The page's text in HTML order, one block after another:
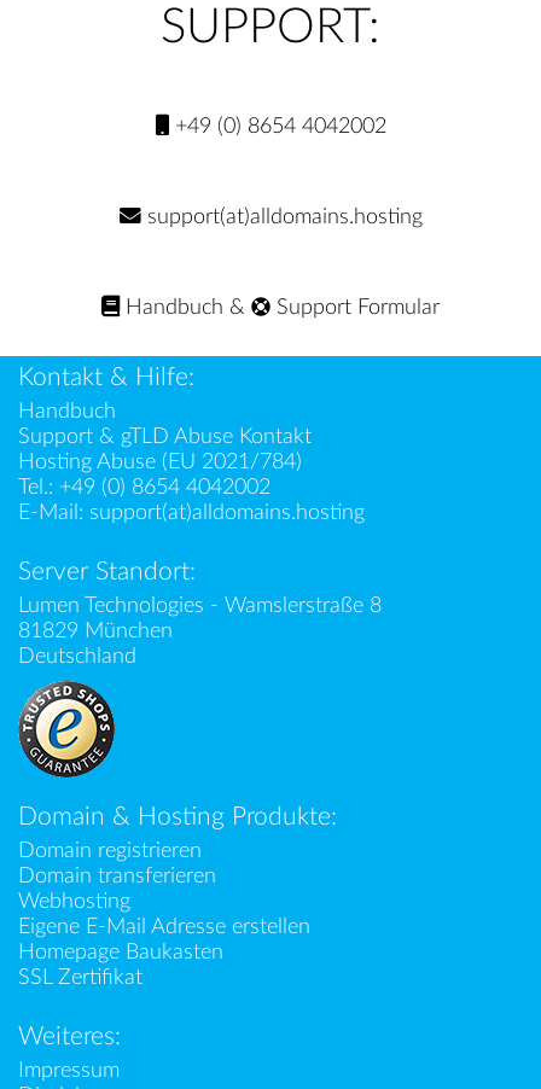
SUPPORT:
+49 (0) 8654 4042002
support(at)alldomains.hosting
Handbuch & Support Formular
Kontakt & Hilfe:
Handbuch
Support & gTLD Abuse Kontakt
Hosting Abuse (EU 2021/784)
Tel.: +49 (0) 8654 4042002
E-Mail: support(at)alldomains.hosting
Server Standort:
Lumen Technologies - Wamslerstraße 8
81829 München
Deutschland
Domain & Hosting Produkte:
Domain registrieren
Domain transferieren
Webhosting
Eigene E-Mail Adresse erstellen
Homepage Baukasten
SSL Zertifikat
Weiteres:
Impressum